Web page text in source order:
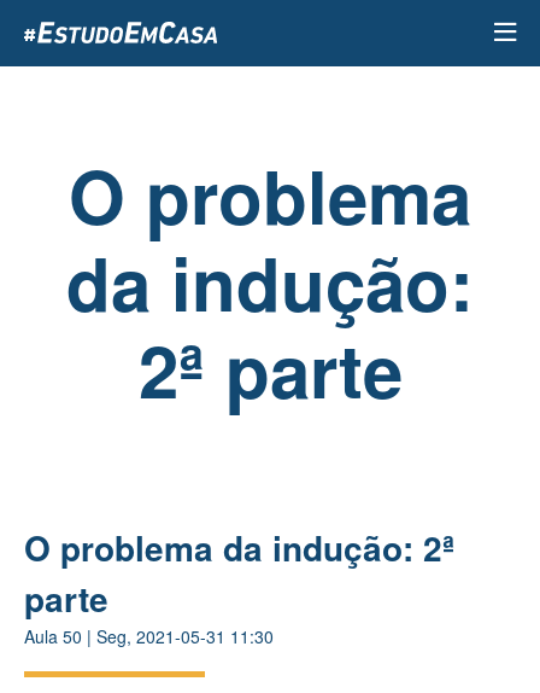
para
o
O problema
da indução:
2ª parte
O problema da indução: 2ª
parte
Aula 50 | Seg, 2021-05-31 11:30